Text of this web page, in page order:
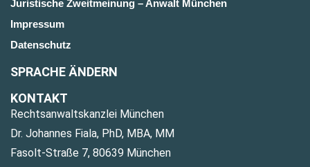
Juristische Zweitmeinung – Anwalt München
Impressum
Datenschutz
SPRACHE ÄNDERN
KONTAKT
Rechtsanwaltskanzlei München
Dr. Johannes Fiala, PhD, MBA, MM
Fasolt-Straße 7, 80639 München